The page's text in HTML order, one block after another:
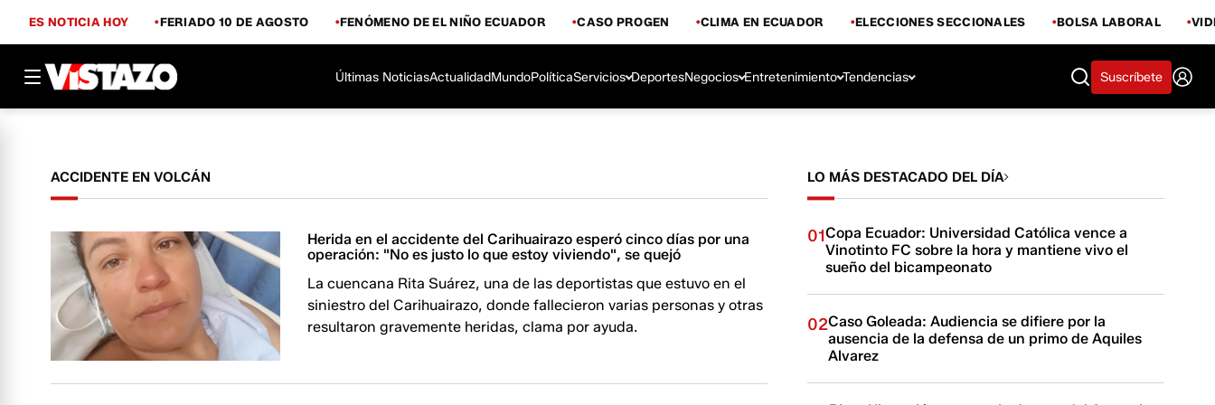
ES NOTICIA HOY FERIADO 10 DE AGOSTO FENÓMENO DE EL NIÑO ECUADOR CASO PROGEN CLIMA EN ECUADOR ELECCIONES SECCIONALES BOLSA LABORAL
Últimas NoticiasActualidadMundoPolíticaServicios DeportesNegocios Entretenimiento Tendencias Suscríbete
ACCIDENTE EN VOLCÁN
Herida en el accidente del Carihuairazo esperó cinco días por una
operación: "No es justo lo que estoy viviendo", se quejó
La cuencana Rita Suárez, una de las deportistas que estuvo en el
siniestro del Carihuairazo, donde fallecieron varias personas y otras
resultaron gravemente heridas, clama por ayuda.
LO MÁS DESTACADO DEL DÍA
01Copa Ecuador: Universidad Católica vence a
Vinotinto FC sobre la hora y mantiene vivo el
sueño del bicampeonato
02Caso Goleada: Audiencia se difiere por la
ausencia de la defensa de un primo de Aquiles
Alvarez